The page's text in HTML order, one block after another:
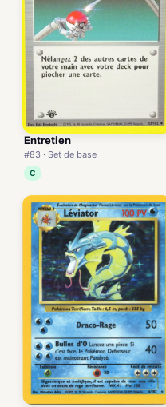
Entretien
#83 · Set de base
C